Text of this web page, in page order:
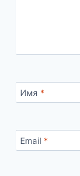
Имя *
Email *